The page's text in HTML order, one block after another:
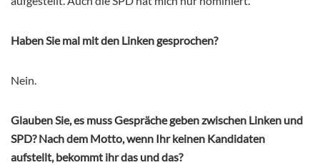
Haben Sie mal mit den Linken gesprochen?
Nein.
Glauben Sie, es muss Gespräche geben zwischen Linken und
SPD? Nach dem Motto, wenn Ihr keinen Kandidaten
aufstellt, bekommt ihr das und das?